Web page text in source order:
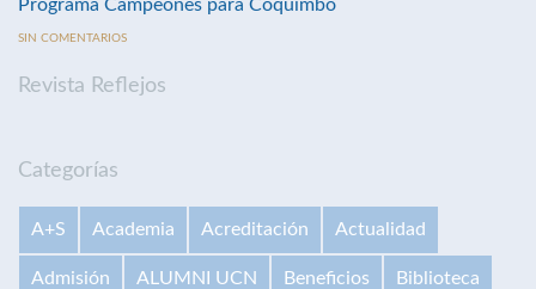
Programa Campeones para Coquimbo
SIN COMENTARIOS
Revista Reflejos
Categorías
A+S Academia Acreditación Actualidad
Admisión ALUMNI UCN Beneficios Biblioteca